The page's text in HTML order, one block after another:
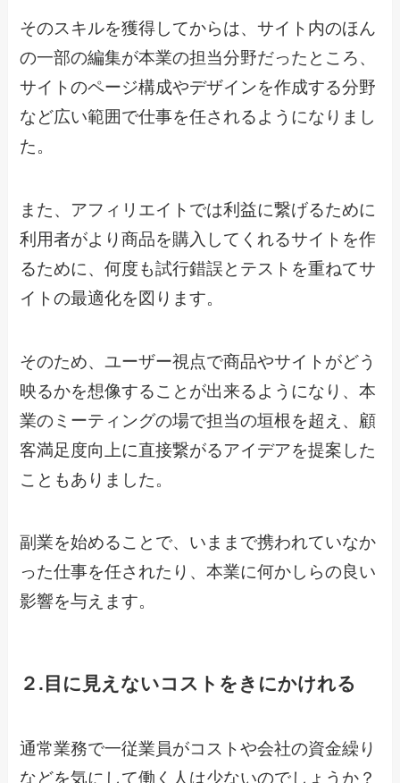
そのスキルを獲得してからは、サイト内のほん
の一部の編集が本業の担当分野だったところ、
サイトのページ構成やデザインを作成する分野
など広い範囲で仕事を任されるようになりまし
た。
また、アフィリエイトでは利益に繋げるために
利用者がより商品を購入してくれるサイトを作
るために、何度も試行錯誤とテストを重ねてサ
イトの最適化を図ります。
そのため、ユーザー視点で商品やサイトがどう
映るかを想像することが出来るようになり、本
業のミーティングの場で担当の垣根を超え、顧
客満足度向上に直接繋がるアイデアを提案した
こともありました。
副業を始めることで、いままで携われていなか
った仕事を任されたり、本業に何かしらの良い
影響を与えます。
２.目に見えないコストをきにかけれる
通常業務で一従業員がコストや会社の資金繰り
などを気にして働く人は少ないのでしょうか？